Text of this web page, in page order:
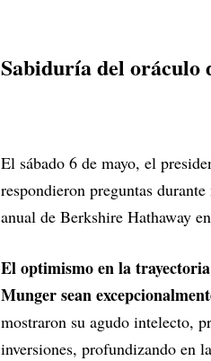
Sabiduría del oráculo
El sábado 6 de mayo, el
respondieron preguntas
anual de Berkshire Hathaway
El optimismo en la trayectoria
Munger sean
mostraron su agudo intelecto,
inversiones, profundizando en